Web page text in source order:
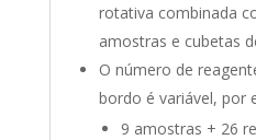
rotativa combinada
amostras e cubetas
O número de
bordo é variável, por
9 amostras + 26